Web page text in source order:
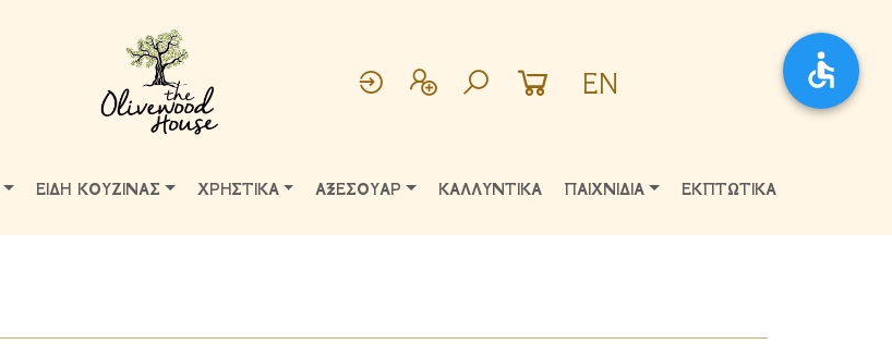
EN
ΕΙΔΗ ΚΟΥΖΙΝΑΣ ΧΡΗΣΤΙΚΑ ΑΞΕΣΟΥΑΡ ΚΑΛΛΥΝΤΙΚΑ ΠΑΙΧΝΙΔΙΑ ΕΚΠΤΩΤΙΚΑ